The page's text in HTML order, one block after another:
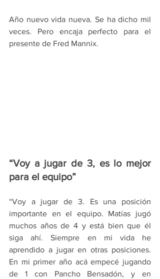
Año nuevo vida nueva. Se ha dicho mil
veces. Pero encaja perfecto para el
presente de Fred Mannix.
“Voy a jugar de 3, es lo mejor
para el equipo”
“Voy a jugar de 3. Es una posición
importante en el equipo. Matías jugó
muchos años de 4 y está bien que él
siga ahí. Siempre en mi vida he
aprendido a jugar en otras posiciones.
En mi primer año acá empecé jugando
de 1 con Pancho Bensadón, y en